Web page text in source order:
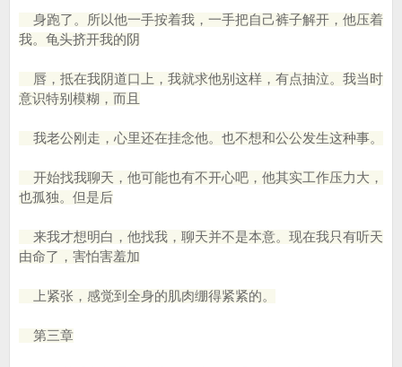
身跑了。所以他一手按着我，一手把自己裤子解开，他压着
我。龟头挤开我的阴
唇，抵在我阴道口上，我就求他别这样，有点抽泣。我当时
意识特别模糊，而且
我老公刚走，心里还在挂念他。也不想和公公发生这种事。
开始找我聊天，他可能也有不开心吧，他其实工作压力大，
也孤独。但是后
来我才想明白，他找我，聊天并不是本意。现在我只有听天
由命了，害怕害羞加
上紧张，感觉到全身的肌肉绷得紧紧的。
第三章